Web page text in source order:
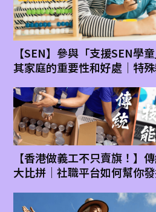
【SEN】參與「支援SEN學
其家庭的重要性和好處｜特
【香港做義工不只賣旗！】
大比拼｜社職平台如何幫你